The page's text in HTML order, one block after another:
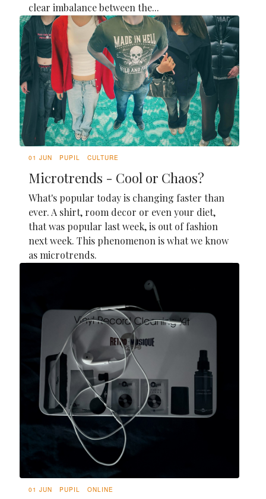
clear imbalance between the...
01 JUN PUPIL CULTURE
Microtrends - Cool or Chaos?
What's popular today is changing faster than
ever. A shirt, room decor or even your diet,
that was popular last week, is out of fashion
next week. This phenomenon is what we know
as microtrends.
01 JUN PUPIL ONLINE